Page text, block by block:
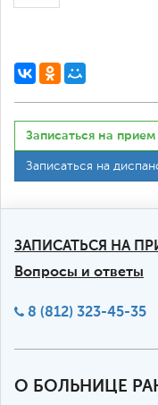
Записаться на прием
Записаться на
ЗАПИСАТЬСЯ НА
Вопросы и ответы
8 (812) 323-45-35
О БОЛЬНИЦЕ